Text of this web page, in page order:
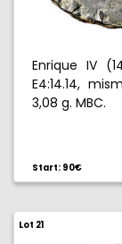
Enrique IV
E4:14.14,
3,08 g. MBC.
Start: 90€
Lot 21